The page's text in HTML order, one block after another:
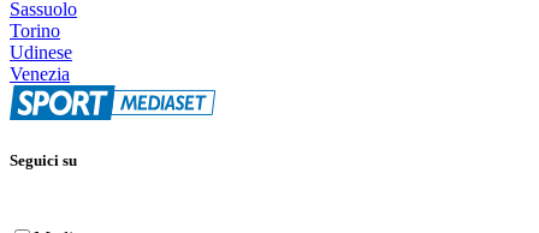
Sassuolo
Torino
Udinese
Venezia
Seguici su